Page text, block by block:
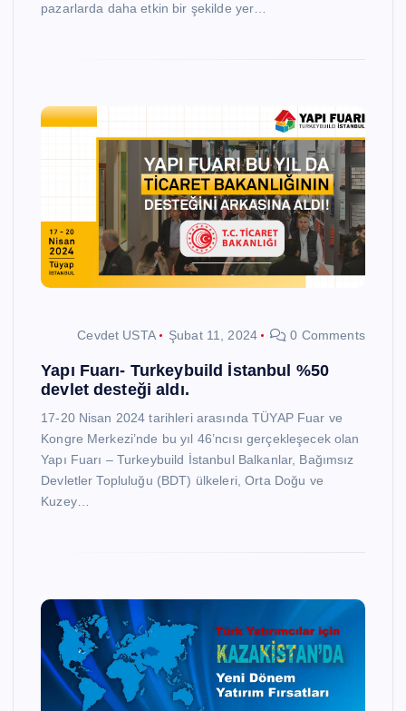
pazarlarda daha etkin bir şekilde yer…
Cevdet USTA Şubat 11, 2024 0 Comments
Yapı Fuarı- Turkeybuild İstanbul %50
devlet desteği aldı.
17-20 Nisan 2024 tarihleri arasında TÜYAP Fuar ve
Kongre Merkezi’nde bu yıl 46’ncısı gerçekleşecek olan
Yapı Fuarı – Turkeybuild İstanbul Balkanlar, Bağımsız
Devletler Topluluğu (BDT) ülkeleri, Orta Doğu ve
Kuzey…